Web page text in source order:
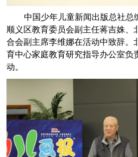
中国少年儿童新闻出版总社总
顺义区教育委员会副主任蒋吉姝、
合会副主席李维娜在活动中致辞。
育中心家庭教育研究指导办公室负
动。